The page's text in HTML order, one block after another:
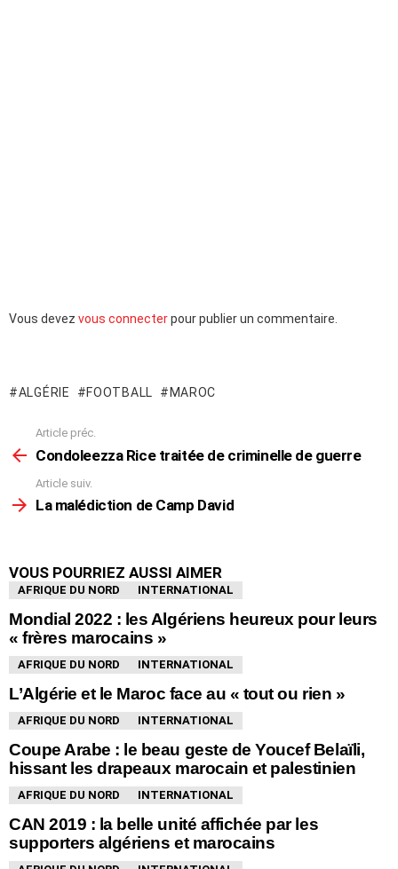
Laisser
Vous devez vous connecterpour publier un commentaire.
ALGÉRIE FOOTBALL MAROC
voir
Article préc.
Condoleezza Rice traitée de criminelle de guerre
Article suiv.
La malédiction de Camp David
VOUS POURRIEZ AUSSI AIMER
AFRIQUE DU NORD INTERNATIONAL
Mondial 2022 : les Algériens heureux pour leurs
« frères marocains »
AFRIQUE DU NORD INTERNATIONAL
L’Algérie et le Maroc face au « tout ou rien »
AFRIQUE DU NORD INTERNATIONAL
Coupe Arabe : le beau geste de Youcef Belaïli,
hissant les drapeaux marocain et palestinien
AFRIQUE DU NORD INTERNATIONAL
CAN 2019 : la belle unité affichée par les
supporters algériens et marocains